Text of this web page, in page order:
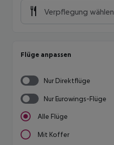
Verpflegung wählen
Flüge anpassen
Nur Direktflüge
Nur Eurowings-Flüge
Alle Flüge
Mit Koffer